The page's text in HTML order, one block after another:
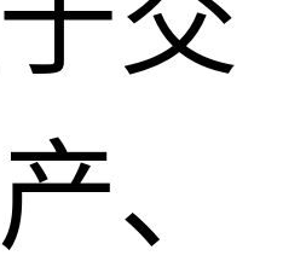
、